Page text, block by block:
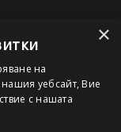
×
на
уебсайт, Вие
с нашата